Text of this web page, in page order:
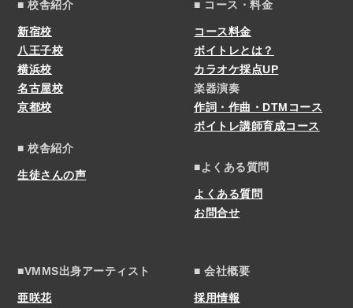
■ 校舎紹介
新宿校
八王子校
横浜校
名古屋校
京都校
■ 校舎紹介
生徒さんの声
■ コース・料金
コース料金
ボイトレとは？
カラオケ採点UP
楽器演奏
作詞・作曲・DTMコース
ボイトレ講師育成コース
■よくある質問
よくある質問
お問合せ
■VMMS出身アーティスト
亜咲花
■ 会社概要
採用情報